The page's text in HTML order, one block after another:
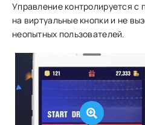
Управление контролируется
на виртуальные кнопки и не
неопытных пользователей.